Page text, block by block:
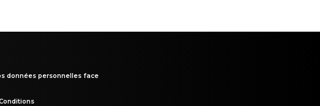
données personnelles face